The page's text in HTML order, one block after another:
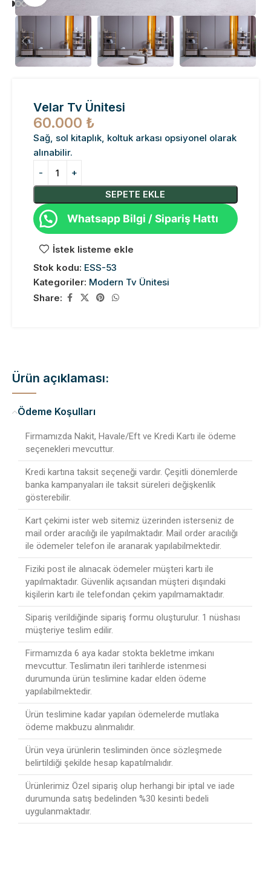
Velar Tv Ünitesi
60.000 ₺
Sağ, sol kitaplık, koltuk arkası opsiyonel olarak
alınabilir.
SEPETE EKLE
Whatsapp Bilgi / Sipariş Hattı
İstek listeme ekle
Stok kodu: ESS-53
Kategoriler: Modern Tv Ünitesi
Share:
Ürün açıklaması:
Ödeme Koşulları
Firmamızda Nakit, Havale/Eft ve Kredi Kartı ile ödeme
seçenekleri mevcuttur.
Kredi kartına taksit seçeneği vardır. Çeşitli dönemlerde
banka kampanyaları ile taksit süreleri değişkenlik
gösterebilir.
Kart çekimi ister web sitemiz üzerinden isterseniz de
mail order aracılığı ile yapılmaktadır. Mail order aracılığı
ile ödemeler telefon ile aranarak yapılabilmektedir.
Fiziki post ile alınacak ödemeler müşteri kartı ile
yapılmaktadır. Güvenlik açısandan müşteri dışındaki
kişilerin kartı ile telefondan çekim yapılmamaktadır.
Sipariş verildiğinde sipariş formu oluşturulur. 1 nüshası
müşteriye teslim edilir.
Firmamızda 6 aya kadar stokta bekletme imkanı
mevcuttur. Teslimatın ileri tarihlerde istenmesi
durumunda ürün teslimine kadar elden ödeme
yapılabilmektedir.
Ürün teslimine kadar yapılan ödemelerde mutlaka
ödeme makbuzu alınmalıdır.
Ürün veya ürünlerin tesliminden önce sözleşmede
belirtildiği şekilde hesap kapatılmalıdır.
Ürünlerimiz Özel sipariş olup herhangi bir iptal ve iade
durumunda satış bedelinden %30 kesinti bedeli
uygulanmaktadır.